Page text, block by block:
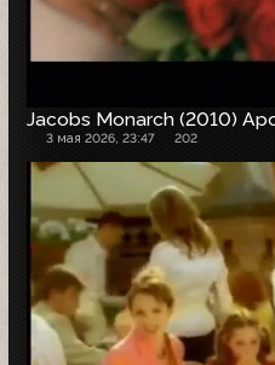
Jacobs Monarch (2010)
3 мая 2026, 23:47 202